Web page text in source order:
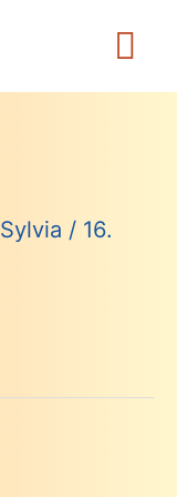
Sylvia / 16.